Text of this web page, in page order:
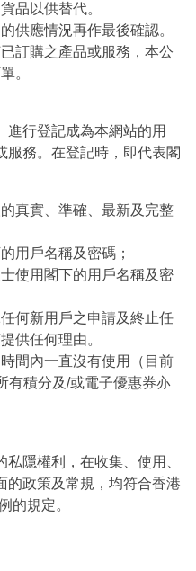
品以供替代。
供應情況再作最後確認。
訂購之產品或服務，本公
。
進行登記成為本網站的用
服務。在登記時，即代表閣
真實、準確、最新及完整
用戶名稱及密碼；
使用閣下的用戶名稱及密
何新用戶之申請及終止任
供任何理由。
間內一直沒有使用（目前
有積分及/或電子優惠券亦
隱權利，在收集、使用、
的政策及常規，均符合香港
的規定。